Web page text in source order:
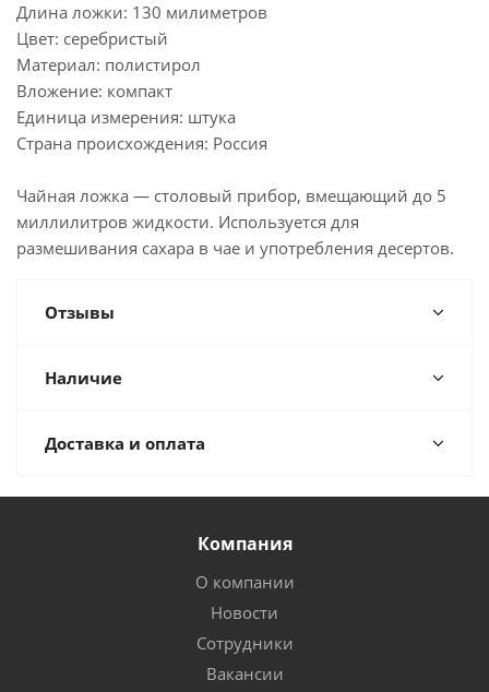
Длина ложки: 130 милиметров
Цвет: серебристый
Материал: полистирол
Вложение: компакт
Единица измерения: штука
Страна происхождения: Россия
Чайная ложка — столовый прибор, вмещающий до 5
миллилитров жидкости. Используется для
размешивания сахара в чае и употребления десертов.
Отзывы
Наличие
Доставка и оплата
Компания
О компании
Новости
Сотрудники
Вакансии